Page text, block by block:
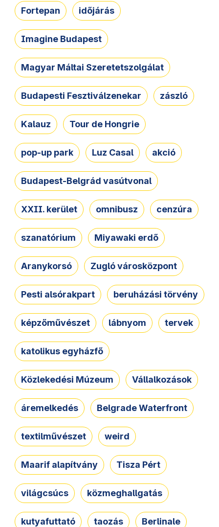
Fortepan időjárás
Imagine Budapest
Magyar Máltai Szeretetszolgálat
Budapesti Fesztiválzenekar zászló
Kalauz Tour de Hongrie
pop-up park Luz Casal akció
Budapest-Belgrád vasútvonal
XXII. kerület omnibusz cenzúra
szanatórium Miyawaki erdő
Aranykorsó Zugló városközpont
Pesti alsórakpart beruházási törvény
képzőművészet lábnyom tervek
katolikus egyházfő
Közlekedési Múzeum Vállalkozások
áremelkedés Belgrade Waterfront
textilművészet weird
Maarif alapítvány Tisza Pért
világcsúcs közmeghallgatás
kutyafuttató taozás Berlinale